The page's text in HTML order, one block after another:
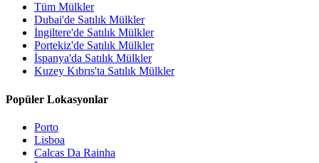
Tüm Mülkler
Dubai'de Satılık Mülkler
İngiltere'de Satılık Mülkler
Portekiz'de Satılık Mülkler
İspanya'da Satılık Mülkler
Kuzey Kıbrıs'ta Satılık Mülkler
Popüler Lokasyonlar
Porto
Lisboa
Calcas Da Rainha